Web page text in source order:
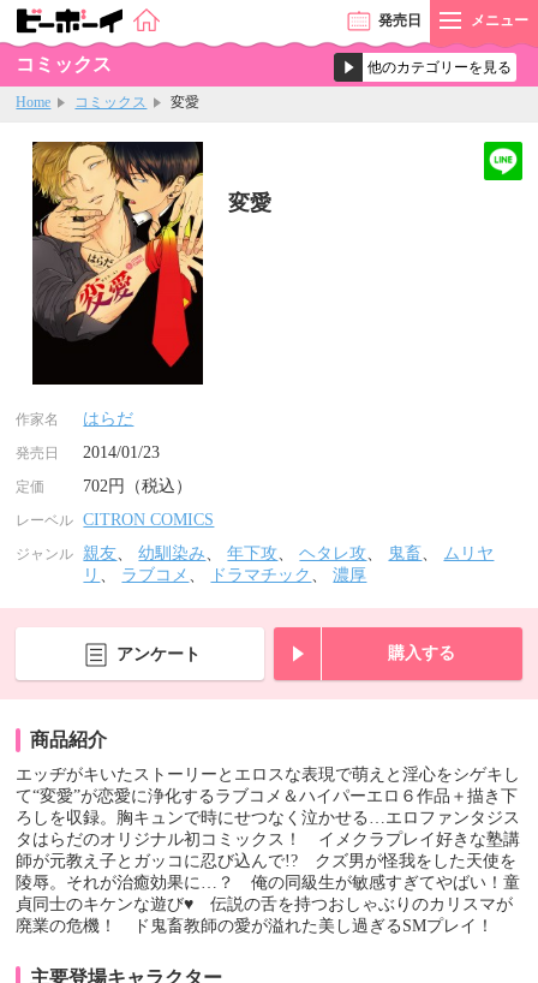
発売日 メニュー
コミックス
Home コミックス 変愛
変愛
作家名 はらだ
発売日 2014/01/23
定価 702円（税込）
レーベル CITRON COMICS
ジャンル 親友、幼馴染み、年下攻、ヘタレ攻、 鬼畜、 ムリヤ
リ 、 ラブコメ 、 ドラマチック 、濃厚
アンケート 購入する
商品紹介
エッヂがキいたストーリーとエロスな表現で萌えと淫心をシゲキし
て“変愛”が恋愛に浄化するラブコメ＆ハイパーエロ６作品＋描き下
ろしを収録。胸キュンで時にせつなく泣かせる…エロファンタジス
タはらだのオリジナル初コミックス！ イメクラプレイ好きな塾講
師が元教え子とガッコに忍び込んで!? クズ男が怪我をした天使を
陵辱。それが治癒効果に…？ 俺の同級生が敏感すぎてやばい！童
貞同士のキケンな遊び♥ 伝説の舌を持つおしゃぶりのカリスマが
廃業の危機！ ド鬼畜教師の愛が溢れた美し過ぎるSMプレイ！
主要登場キャラクター